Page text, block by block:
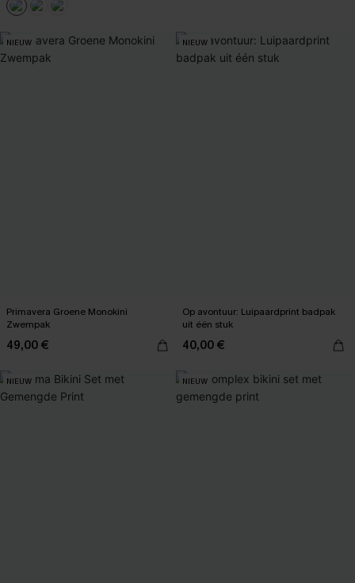
NIEUW
Primavera Groene Monokini
Zwempak
49,00 €
NIEUW
Op avontuur: Luipaardprint badpak
uit één stuk
40,00 €
NIEUW NIEUW